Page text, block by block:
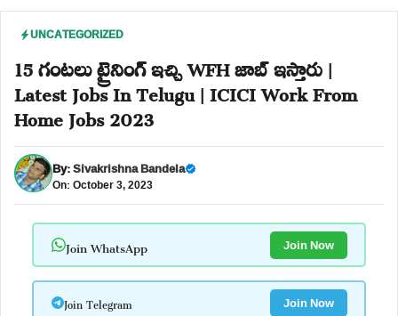
UNCATEGORIZED
15 గంటలు ట్రైనింగ్ ఇచ్చి WFH జాబ్ ఇస్తారు |
Latest Jobs In Telugu | ICICI Work From
Home Jobs 2023
By:Sivakrishna Bandela
On: October 3, 2023
Join WhatsApp Join Now
Join Telegram Join Now